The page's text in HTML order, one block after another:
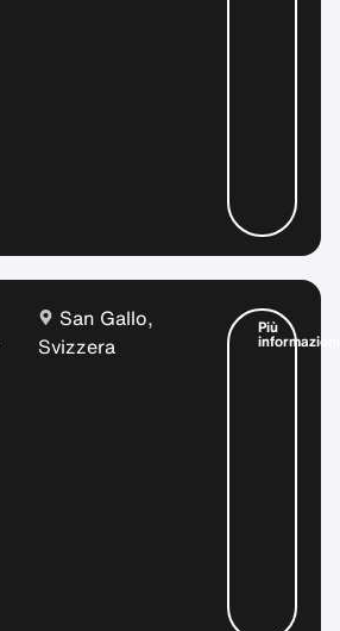
San Gallo,
Svizzera
Più
informazioni